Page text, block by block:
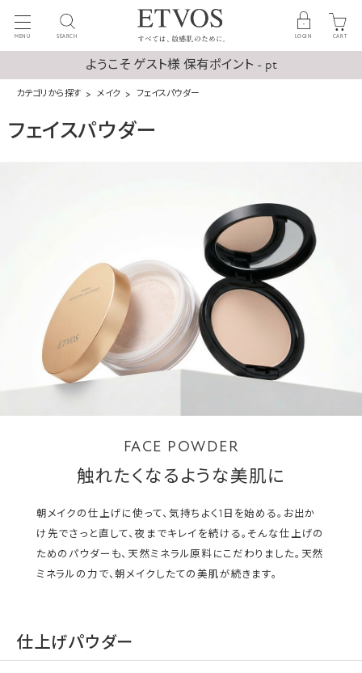
MENU SEARCH LOGIN CART
ようこそ ゲスト様 保有ポイント - pt
カテゴリから探す メイク フェイスパウダー
フェイスパウダー
FACE POWDER
触れたくなるような美肌に
朝メイクの仕上げに使って、気持ちよく1日を始める。お出か
け先でさっと直して、夜までキレイを続ける。そんな仕上げの
ためのパウダーも、天然ミネラル原料にこだわりました。天然
ミネラルの力で、朝メイクしたての美肌が続きます。
仕上げパウダー